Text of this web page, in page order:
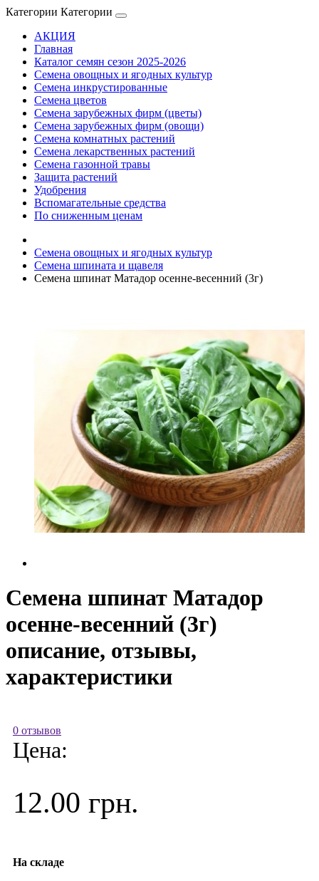
Категории Категории
АКЦИЯ
Главная
Каталог семян сезон 2025-2026
Семена овощных и ягодных культур
Семена инкрустированные
Семена цветов
Семена зарубежных фирм (цветы)
Семена зарубежных фирм (овощи)
Семена комнатных растений
Семена лекарственных растений
Семена газонной травы
Защита растений
Удобрения
Вспомагательные средства
По сниженным ценам
Семена овощных и ягодных культур
Семена шпината и щавеля
Семена шпинат Матадор осенне-весенний (3г)
Семена шпинат Матадор
осенне-весенний (3г)
описание, отзывы,
характеристики
0 отзывов
Цена:
12.00 грн.
На складе